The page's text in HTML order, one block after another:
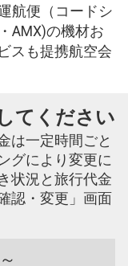
航便（コードシ
AMX)の機材お
スも提携航空会
てください
は一定時間ごと
グにより変更に
状況と旅行代金
認・変更」画面